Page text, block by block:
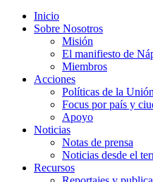
Inicio
Sobre Nosotros
Misión
El manifiesto de
Miembros
Acciones
Políticas de la
Focus por país y
Apoyo
Noticias
Notas de prensa
Noticias desde el
Recursos